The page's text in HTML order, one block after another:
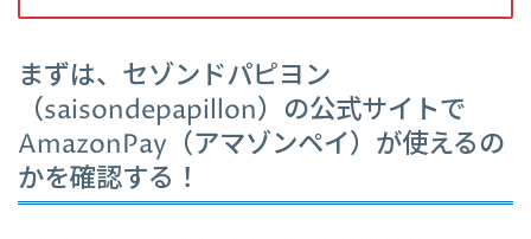
まずは、セゾンドパピヨン
（saisondepapillon）の公式サイトで
AmazonPay（アマゾンペイ）が使えるの
かを確認する！